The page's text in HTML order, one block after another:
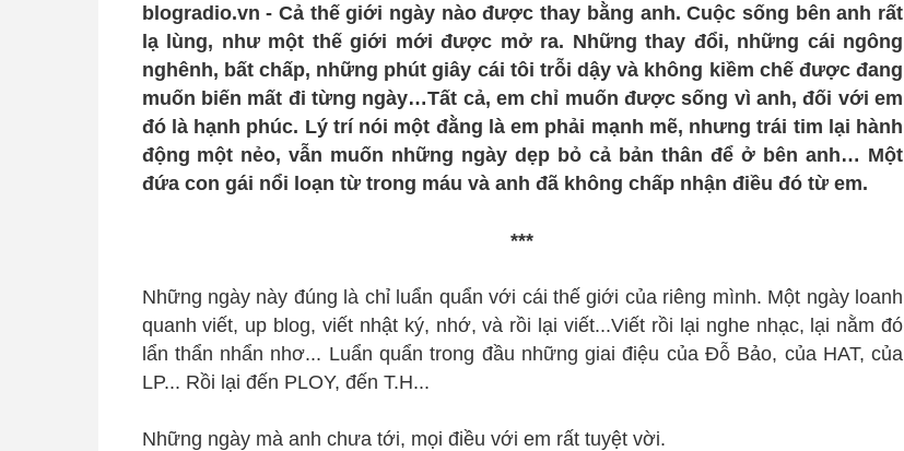
blogradio.vn - Cả thế giới ngày nào được thay bằng anh. Cuộc sống bên anh rất
lạ lùng, như một thế giới mới được mở ra. Những thay đổi, những cái ngông
nghênh, bất chấp, những phút giây cái tôi trỗi dậy và không kiềm chế được đang
muốn biến mất đi từng ngày…Tất cả, em chỉ muốn được sống vì anh, đối với em
đó là hạnh phúc. Lý trí nói một đằng là em phải mạnh mẽ, nhưng trái tim lại hành
động một nẻo, vẫn muốn những ngày dẹp bỏ cả bản thân để ở bên anh… Một
đứa con gái nổi loạn từ trong máu và anh đã không chấp nhận điều đó từ em.
***
Những ngày này đúng là chỉ luẩn quẩn với cái thế giới của riêng mình. Một ngày loanh
quanh viết, up blog, viết nhật ký, nhớ, và rồi lại viết...Viết rồi lại nghe nhạc, lại nằm đó
lẩn thẩn nhẩn nhơ... Luẩn quẩn trong đầu những giai điệu của Đỗ Bảo, của HAT, của
LP... Rồi lại đến PLOY, đến T.H...
Những ngày mà anh chưa tới, mọi điều với em rất tuyệt vời.